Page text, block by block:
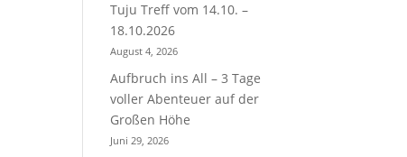
Tuju Treff vom 14.10. –
18.10.2026
August 4, 2026
Aufbruch ins All – 3 Tage
voller Abenteuer auf der
Großen Höhe
Juni 29, 2026